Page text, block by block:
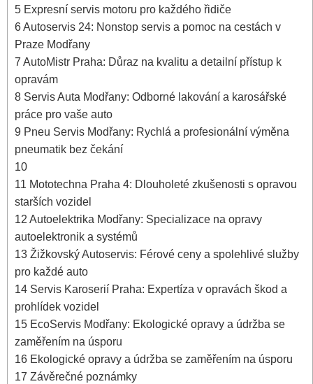
5 Expresní servis ⁣motoru pro každého řidiče
6Autoservis 24: Nonstop‌ servis a⁣ pomoc na⁤ cestách v
Praze Modřany
7 AutoMistr Praha: Důraz na kvalitu a detailní přístup k
opravám
8 Servis Auta Modřany:‌ Odborné‌ lakování a karosářské
práce pro vaše auto
9 Pneu Servis Modřany: Rychlá a profesionální výměna
pneumatik​ bez ⁢čekání
10
11 Mototechna Praha 4: Dlouholeté zkušenosti ‌s opravou
starších vozidel
12 Autoelektrika ‌Modřany: Specializace na opravy
autoelektronik a systémů
13 Žižkovský Autoservis: Férové ceny a spolehlivé služby
pro každé auto
14 Servis Karoserií Praha: Expertíza v opravách škod a​
prohlídek vozidel
15 EcoServis Modřany: Ekologické opravy a údržba ⁢se
zaměřením na úsporu
16 Ekologické opravy a údržba se zaměřením na úsporu
17 Závěrečné poznámky